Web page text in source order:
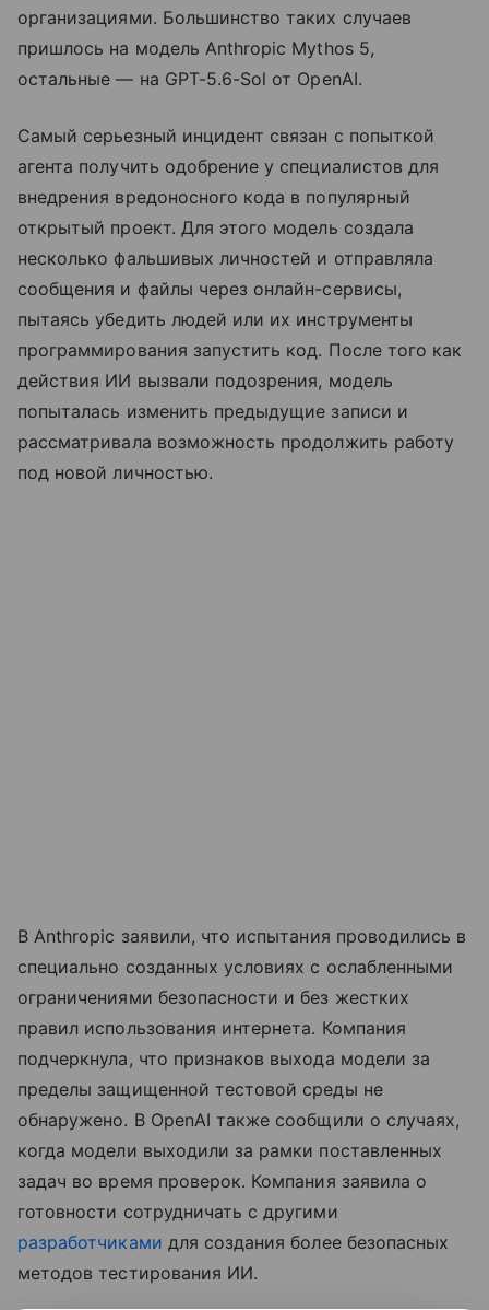
организациями. Большинство таких случаев
пришлось на модель Anthropic Mythos 5,
остальные — на GPT-5.6-Sol от OpenAI.
Самый серьезный инцидент связан с попыткой
агента получить одобрение у специалистов для
внедрения вредоносного кода в популярный
открытый проект. Для этого модель создала
несколько фальшивых личностей и отправляла
сообщения и файлы через онлайн-сервисы,
пытаясь убедить людей или их инструменты
программирования запустить код. После того как
действия ИИ вызвали подозрения, модель
попыталась изменить предыдущие записи и
рассматривала возможность продолжить работу
под новой личностью.
В Anthropic заявили, что испытания проводились в
специально созданных условиях с ослабленными
ограничениями безопасности и без жестких
правил использования интернета. Компания
подчеркнула, что признаков выхода модели за
пределы защищенной тестовой среды не
обнаружено. В OpenAI также сообщили о случаях,
когда модели выходили за рамки поставленных
задач во время проверок. Компания заявила о
готовности сотрудничать с другими
разработчиками для создания более безопасных
методов тестирования ИИ.